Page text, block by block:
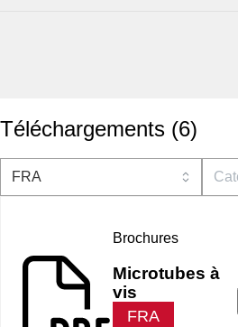
Téléchargements (6)
Brochures
Microtubes à
vis
FRA